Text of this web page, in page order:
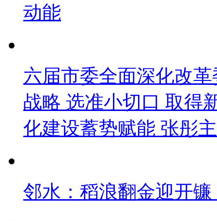
动能
六届市委全面深化改
战略 选准小切口 取得
化建设蓄势赋能 张彤
邻水：稻浪翻金迎开